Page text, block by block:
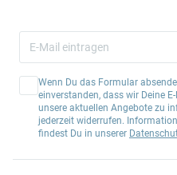
Wenn Du das Formular
einverstanden, dass wir Deine
unsere aktuellen Angebote zu
jederzeit widerrufen.
findest Du in unserer